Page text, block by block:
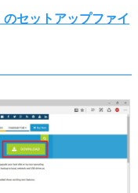
セットアップファイ